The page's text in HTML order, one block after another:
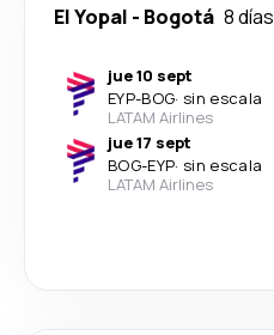
El Yopal - Bogotá 8 días
jue 10 sept
EYP-BOG· sin escala
LATAM Airlines
jue 17 sept
BOG-EYP· sin escala
LATAM Airlines